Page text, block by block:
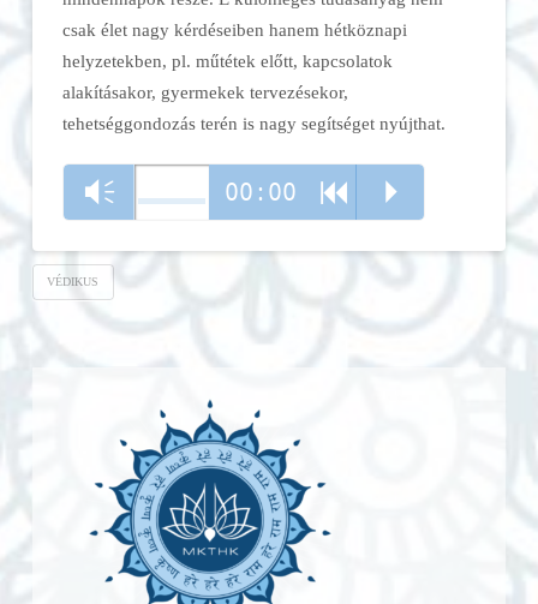
csak élet nagy kérdéseiben hanem hétköznapi
helyzetekben, pl. műtétek előtt, kapcsolatok
alakításakor, gyermekek tervezésekor,
tehetséggondozás terén is nagy segítséget nyújthat.
Vm 00:00 R P
VÉDIKUS